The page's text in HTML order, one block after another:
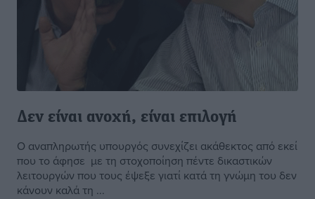
Δεν είναι ανοχή, είναι επιλογή
Ο αναπληρωτής υπουργός συνεχίζει ακάθεκτος από εκεί
που το άφησε με τη στοχοποίηση πέντε δικαστικών
λειτουργών που τους έψεξε γιατί κατά τη γνώμη του δεν
κάνουν καλά τη ...